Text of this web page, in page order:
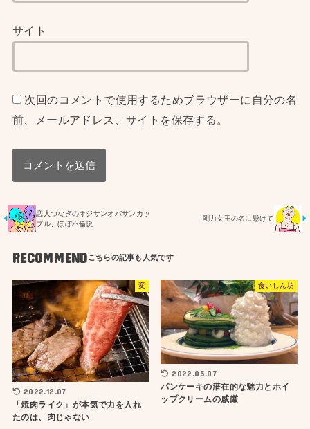
サイト
次回のコメントで使用するためブラウザーに自分の名
前、メールアドレス、サイトを保存する。
恋人つなぎのオジサンオバサンカッ
プル、ほぼ不倫説
剛力女王の名に懸けて
RECOMMEND
変
2022.12.07
「焼肉ライク」が本気で力を入れ
たのは、肉じゃない
食いしん坊
2022.05.07
パンケーキの潜在的な魅力とホイ
ップクリームの威厳